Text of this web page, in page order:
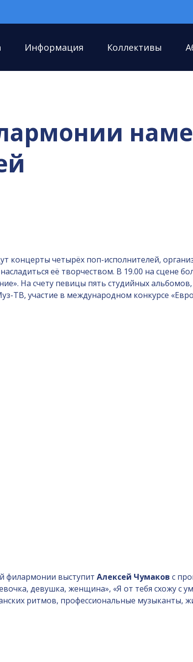
Информация Коллективы
концерты четырёх поп-исполнителей,
её творчеством. В 19.00 на сцене
На счету певицы пять студийных
ТВ, участие в международном конкурсе
филармонии выступит Алексей Чумаков с
девушка, женщина», «Я от тебя схожу с
ритмов, профессиональные музыканты,